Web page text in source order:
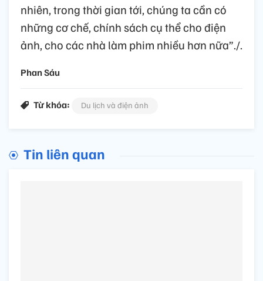
nhiên, trong thời gian tới, chúng ta cần có
những cơ chế, chính sách cụ thể cho điện
ảnh, cho các nhà làm phim nhiều hơn nữa”./.
Phan Sáu
Từ khóa: Du lịch và điện ảnh
Tin liên quan